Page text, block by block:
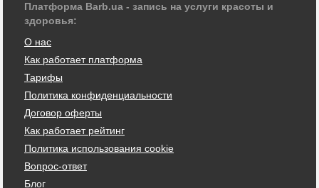
Платформа Barb.ua - запись на услуги красоты и
здоровья:
О нас
Как работает платформа
Тарифы
Политика конфиденциальности
Договор оферты
Как работает рейтинг
Политика использования cookie
Вопрос-ответ
Блог